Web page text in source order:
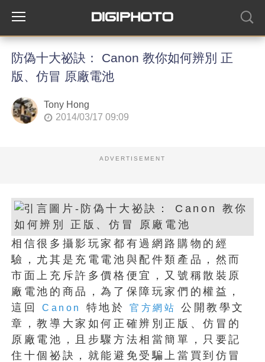
防偽十大祕訣： Canon 教你如何辨別 正
版、仿冒 原廠電池
Tony Hong
2014/03/17 09:09
ADVERTISEMENT
相信很多攝影玩家都有過網路購物的經
驗，尤其是充電電池與配件類產品，然而
市面上充斥許多價格便宜，又號稱散裝原
廠電池的商品，為了保障玩家們的權益，
這回 Canon 特地於 官方網站
公開教學文
章，教導大家如何正確辨別正版、仿冒的
原廠電池，且步驟方法相當簡單，只要記
住十個祕訣，就能避免受騙上當買到仿冒